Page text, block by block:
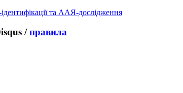
та ААЯ-дослідження
/правила